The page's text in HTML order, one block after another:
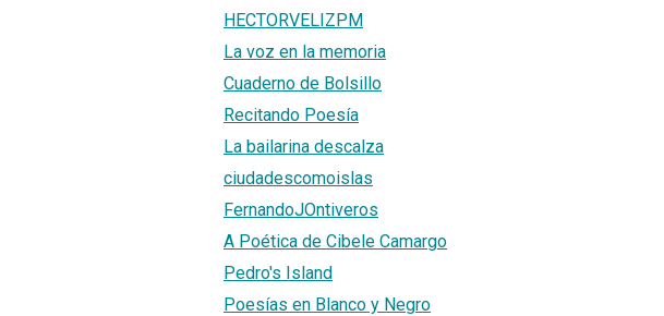
HECTORVELIZPM
La voz en la memoria
Cuaderno de Bolsillo
Recitando Poesía
La bailarina descalza
ciudadescomoislas
FernandoJOntiveros
A Poética de Cibele Camargo
Pedro's Island
Poesías en Blanco y Negro